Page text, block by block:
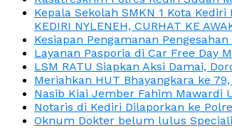
Kepala Sekolah SMKN 1 Kota
KEDIRI NYLENEH, CURHAT KE
Kesiapan Pengamanan
Layanan Pasporia di Car Free Day
LSM RATU Siapkan Aksi Damai,
Meriahkan HUT Bhayangkara ke
Nasib Kiai Jember Fahim Mawardi
Notaris di Kediri Dilaporkan ke
Oknum Dokter belum lulus